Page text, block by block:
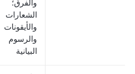
والفرق؛
الشعارات
والأيقونات
والرسوم
البيانية